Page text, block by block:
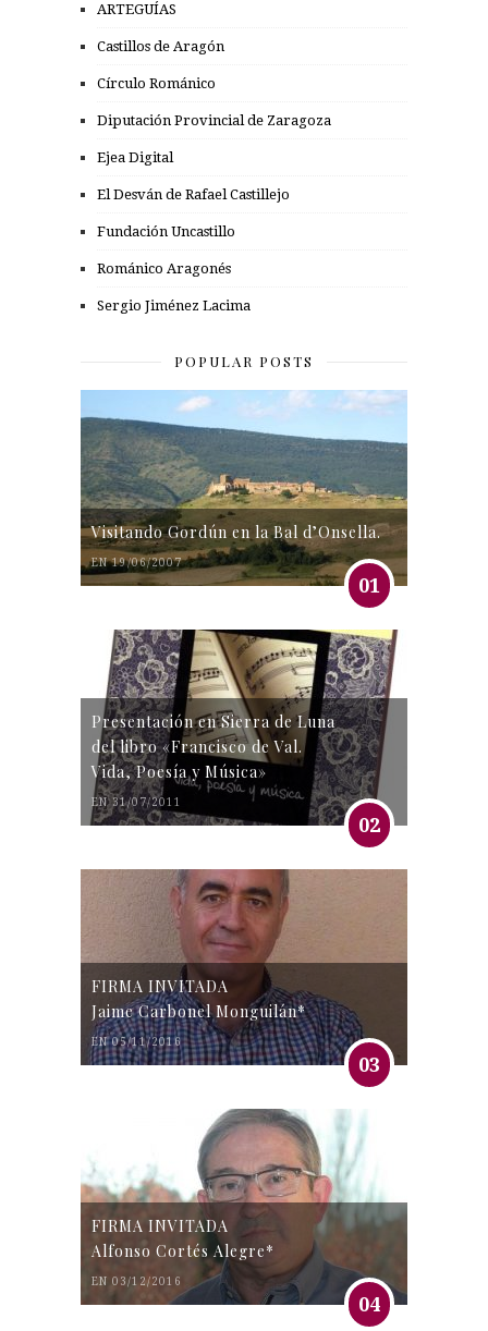
ARTEGUÍAS
Castillos de Aragón
Círculo Románico
Diputación Provincial de Zaragoza
Ejea Digital
El Desván de Rafael Castillejo
Fundación Uncastillo
Románico Aragonés
Sergio Jiménez Lacima
POPULAR POSTS
Visitando Gordún en la Bal d’Onsella.
EN 19/06/2007
01
Presentación en Sierra de Luna
del libro «Francisco de Val.
Vida, Poesía y Música»
EN 31/07/2011
02
FIRMA INVITADA
Jaime Carbonel Monguilán*
EN 05/11/2016
03
FIRMA INVITADA
Alfonso Cortés Alegre*
EN 03/12/2016
04